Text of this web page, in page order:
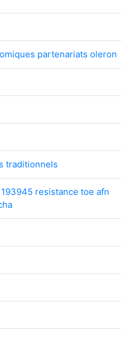
partenariats oleron
traditionnels
resistance toe afn